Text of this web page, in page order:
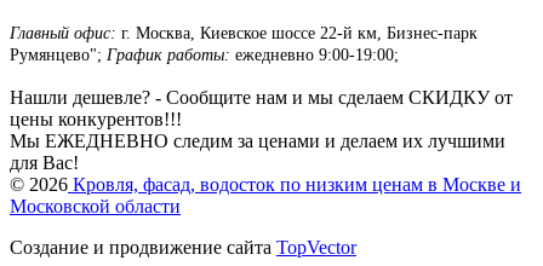
Главный офис: г. Москва, Киевское шоссе 22-й км, Бизнес-парк
Румянцево"; График работы: ежедневно 9:00-19:00;
Нашли дешевле? - Сообщите нам и мы сделаем СКИДКУ от
цены конкурентов!!!
Мы ЕЖЕДНЕВНО следим за ценами и делаем их лучшими
для Вас!
© 2026 Кровля, фасад, водосток по низким ценам в Москве и
Московской области
Создание и продвижение сайта TopVector